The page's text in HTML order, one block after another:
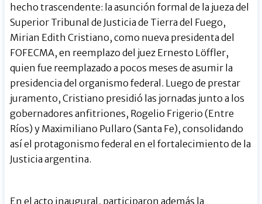
hecho trascendente: la asunción formal de la jueza del
Superior Tribunal de Justicia de Tierra del Fuego,
Mirian Edith Cristiano, como nueva presidenta del
FOFECMA, en reemplazo del juez Ernesto Löffler,
quien fue reemplazado a pocos meses de asumir la
presidencia del organismo federal. Luego de prestar
juramento, Cristiano presidió las jornadas junto a los
gobernadores anfitriones, Rogelio Frigerio (Entre
Ríos) y Maximiliano Pullaro (Santa Fe), consolidando
así el protagonismo federal en el fortalecimiento de la
Justicia argentina.
En el acto inaugural, participaron además la